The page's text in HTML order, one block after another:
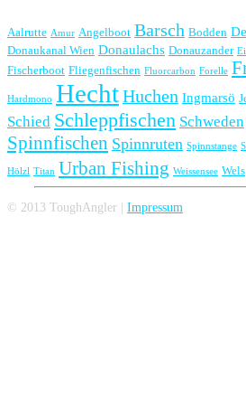
Aalrutte Amur Angelboot Barsch Bodden
Donaukanal Wien Donaulachs Donauzander
Fischerboot Fliegenfischen Fluorcarbon Forelle
Hardmono HechtHuchen Ingmarsö
Schied Schleppfischen Schweden
Spinnfischen Spinnruten Spinnstange
Hölzl Titan Urban Fishing Weissensee Wels
© 2013 ToughAngler | Impressum